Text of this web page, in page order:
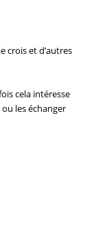
crois et d’autres
cela intéresse
les échanger